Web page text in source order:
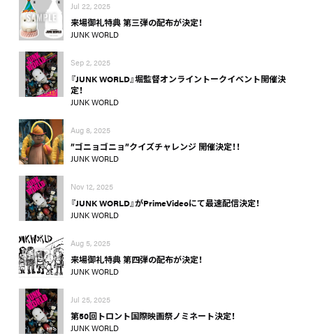
Jul 22, 2025
来場御礼特典 第三弾の配布が決定！
JUNK WORLD
Sep 2, 2025
『JUNK WORLD』堀監督オンライントークイベント開催決
定！
JUNK WORLD
Aug 8, 2025
”ゴニョゴニョ”クイズチャレンジ 開催決定！！
JUNK WORLD
Nov 12, 2025
『JUNK WORLD』がPrimeVideoにて最速配信決定！
JUNK WORLD
Aug 5, 2025
来場御礼特典 第四弾の配布が決定！
JUNK WORLD
Jul 25, 2025
第50回トロント国際映画祭ノミネート決定！
JUNK WORLD